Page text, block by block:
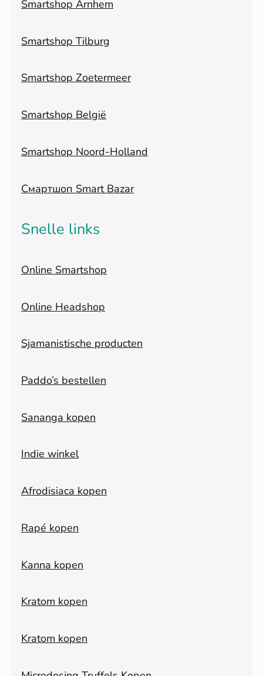
Smartshop Arnhem
Smartshop Tilburg
Smartshop Zoetermeer
Smartshop België
Smartshop Noord-Holland
Смартшоп Smart Bazar
Snelle links
Online Smartshop
Online Headshop
Sjamanistische producten
Paddo’s bestellen
Sananga kopen
Indie winkel
Afrodisiaca kopen
Rapé kopen
Kanna kopen
Kratom kopen
Kratom kopen